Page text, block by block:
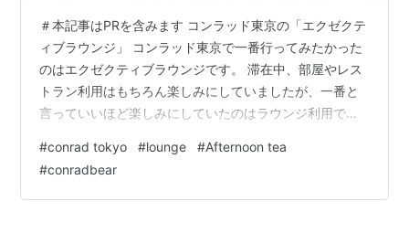
＃本記事はPRを含みます コンラッド東京の「エクゼクテ
ィブラウンジ」 コンラッド東京で一番行ってみたかった
のはエクゼクティブラウンジです。 滞在中、部屋やレス
トラン利用はもちろん楽しみにしていましたが、一番と
言っていいほど楽しみにしていたのはラウンジ利用で
供されるのか興味津々！ エクゼクティブラウンジ外国か
らのゲストも意識したモダン和調の内装 エクゼクティブ
フロアにあるラウンジ内 37階にあるエクゼクティブラウ
#conrad tokyo #lounge #Afternoon tea
#conradbear